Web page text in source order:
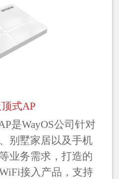
式AP
是WayOS公司针对
别墅家居以及手机
业务需求，打造的
接入产品，支持